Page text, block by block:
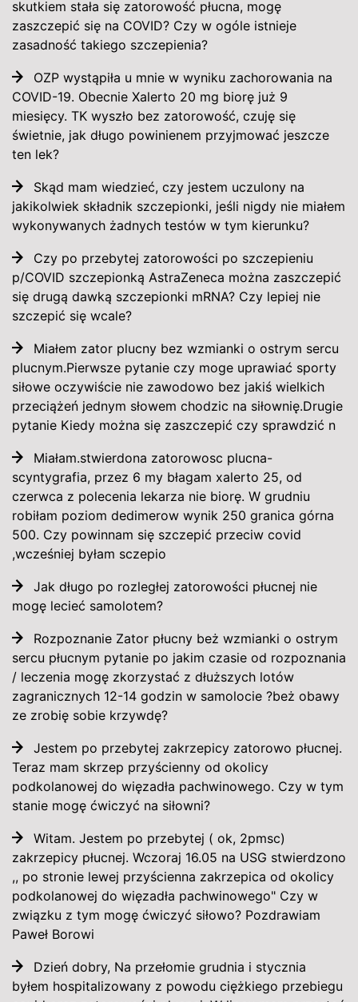
skutkiem stała się zatorowość płucna, mogę
zaszczepić się na COVID? Czy w ogóle istnieje
zasadność takiego szczepienia?
OZP wystąpiła u mnie w wyniku zachorowania na
COVID-19. Obecnie Xalerto 20 mg biorę już 9
miesięcy. TK wyszło bez zatorowość, czuję się
świetnie, jak długo powinienem przyjmować jeszcze
ten lek?
Skąd mam wiedzieć, czy jestem uczulony na
jakikolwiek składnik szczepionki, jeśli nigdy nie miałem
wykonywanych żadnych testów w tym kierunku?
Czy po przebytej zatorowości po szczepieniu
p/COVID szczepionką AstraZeneca można zaszczepić
się drugą dawką szczepionki mRNA? Czy lepiej nie
szczepić się wcale?
Miałem zator plucny bez wzmianki o ostrym sercu
plucnym.Pierwsze pytanie czy moge uprawiać sporty
siłowe oczywiście nie zawodowo bez jakiś wielkich
przeciążeń jednym słowem chodzic na siłownię.Drugie
pytanie Kiedy można się zaszczepić czy sprawdzić n
Miałam.stwierdona zatorowosc plucna-
scyntygrafia, przez 6 my błagam xalerto 25, od
czerwca z polecenia lekarza nie biorę. W grudniu
robiłam poziom dedimerow wynik 250 granica górna
500. Czy powinnam się szczepić przeciw covid
,wcześniej byłam sczepio
Jak długo po rozległej zatorowości płucnej nie
mogę lecieć samolotem?
Rozpoznanie Zator płucny beż wzmianki o ostrym
sercu płucnym pytanie po jakim czasie od rozpoznania
/ leczenia mogę zkorzystać z dłuższych lotów
zagranicznych 12-14 godzin w samolocie ?beż obawy
ze zrobię sobie krzywdę?
Jestem po przebytej zakrzepicy zatorowo płucnej.
Teraz mam skrzep przyścienny od okolicy
podkolanowej do więzadła pachwinowego. Czy w tym
stanie mogę ćwiczyć na siłowni?
Witam. Jestem po przebytej ( ok, 2pmsc)
zakrzepicy płucnej. Wczoraj 16.05 na USG stwierdzono
,, po stronie lewej przyścienna zakrzepica od okolicy
podkolanowej do więzadła pachwinowego" Czy w
związku z tym mogę ćwiczyć siłowo? Pozdrawiam
Paweł Borowi
Dzień dobry, Na przełomie grudnia i stycznia
byłem hospitalizowany z powodu ciężkiego przebiegu